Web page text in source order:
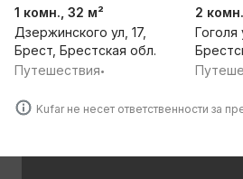
1 комн., 32 м²
Дзержинского ул, 17,
Брест, Брестская обл.
Путешествия•
2
Гоголя
Kufar не несет ответственности за